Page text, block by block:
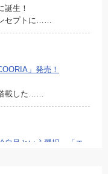
誕生！
セプトに……
」発売！
載した……
自足という選択。「エ